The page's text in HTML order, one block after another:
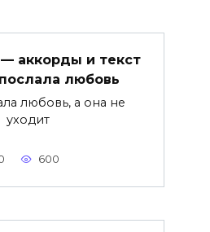
— аккорды и текст
любовь
любовь, а она не
уходит
600